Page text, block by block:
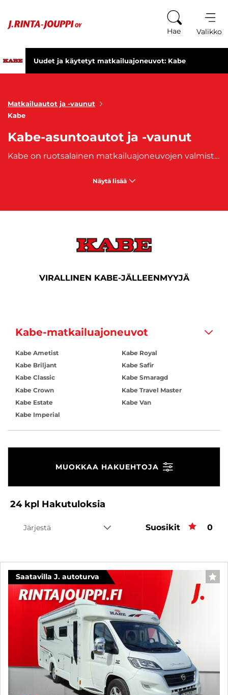
Hae Valikko
Uudet ja käytetyt matkailuajoneuvot: Kabe
Matkailuautot ja -vaunut
Kabe
Kabe-asuntoautot ja -vaunut
Kabe on ruotsalainen matkailuajoneuvojen valmistaja, joka perustettiin vuonna 1957. Kaben asuntoautot ja -vaunut ovat tunnettuja uniikeista lattialämmitysjärjestelmistään ja skandinavialaisesta suunnittelustaan. Kabe on alan huippu matkailuajoneuvomerkki, jonka suosittuja malleja ovat
Näytä lisää
VIRALLINEN KABE-JÄLLEENMYYJÄ
Kabe-matkailuajoneuvot
Kabe Ametist
Kabe Briljant
Kabe Classic
Kabe Crown
Kabe Estate
Kabe Imperial
Kabe Royal
Kabe Safir
Kabe Smaragd
Kabe Travel Master
Kabe Van
MUOKKAA HAKUEHTOJA
24kpl Hakutuloksia
Järjestä Suosikit 0
Saatavilla J. autoturva